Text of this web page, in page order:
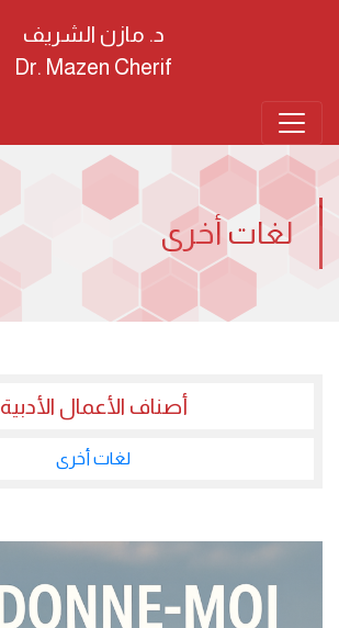
د. مازن الشريف
Dr. Mazen Cherif
لغات أخرى
أصناف الأعمال الأدبية
لغات أخرى